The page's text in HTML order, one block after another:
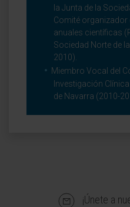
la Junta de la
Comité organizador
anuales científicas
Sociedad Norte de
2010).
Miembro Vocal del
Investigación
de Navarra (2010-
¡Únete a